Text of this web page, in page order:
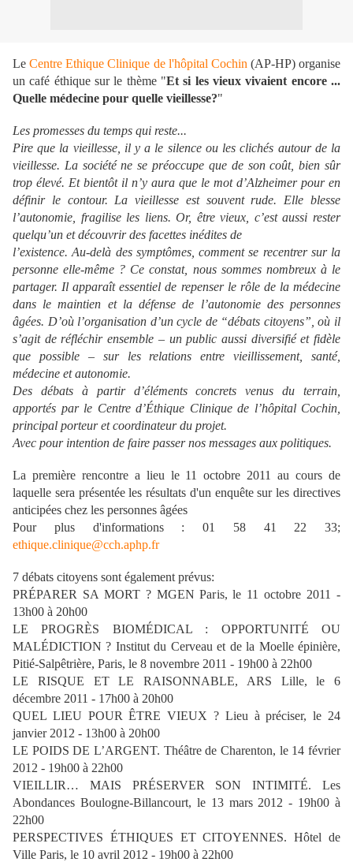
LeCentre Ethique Clinique de l'hôpital Cochin (AP-HP) organise
un café éthique sur le thème "Et si les vieux vivaient encore ...
Quelle médecine pour quelle vieillesse?"
Les promesses du temps qui reste...
Pire que la vieillesse, il y a le silence ou les clichés autour de la
vieillesse. La société ne se préoccupe que de son coût, bien sûr
trop élevé. Et bientôt il n’y aura que le mot d’Alzheimer pour en
définir le contour. La vieillesse est souvent rude. Elle blesse
l’autonomie, fragilise les liens. Or, être vieux, c’est aussi rester
quelqu’un et découvrir des facettes inédites de
l’existence. Au-delà des symptômes, comment se recentrer sur la
personne elle-même ? Ce constat, nous sommes nombreux à le
partager. Il apparaît essentiel de repenser le rôle de la médecine
dans le maintien et la défense de l’autonomie des personnes
âgées. D’où l’organisation d’un cycle de “débats citoyens”, où il
s’agit de réfléchir ensemble – un public aussi diversifié et fidèle
que possible – sur les relations entre vieillissement, santé,
médecine et autonomie.
Des débats à partir d’éléments concrets venus du terrain,
apportés par le Centre d’Éthique Clinique de l’hôpital Cochin,
principal porteur et coordinateur du projet.
Avec pour intention de faire passer nos messages aux politiques.
La première rencontre a lieu le 11 octobre 2011 au cours de
laquelle sera présentée les résultats d'un enquête sur les directives
anticipées chez les personnes âgées
Pour plus d'informations : 01 58 41 22 33;
ethique.clinique@cch.aphp.fr
7 débats citoyens sont également prévus:
PRÉPARER SA MORT ? MGEN Paris, le 11 octobre 2011 -
13h00 à 20h00
LE PROGRÈS BIOMÉDICAL : OPPORTUNITÉ OU
MALÉDICTION ? Institut du Cerveau et de la Moelle épinière,
Pitié-Salpêtrière, Paris, le 8 novembre 2011 - 19h00 à 22h00
LE RISQUE ET LE RAISONNABLE, ARS Lille, le 6
décembre 2011 - 17h00 à 20h00
QUEL LIEU POUR ÊTRE VIEUX ? Lieu à préciser, le 24
janvier 2012 - 13h00 à 20h00
LE POIDS DE L’ARGENT. Théâtre de Charenton, le 14 février
2012 - 19h00 à 22h00
VIEILLIR… MAIS PRÉSERVER SON INTIMITÉ. Les
Abondances Boulogne-Billancourt, le 13 mars 2012 - 19h00 à
22h00
PERSPECTIVES ÉTHIQUES ET CITOYENNES. Hôtel de
Ville Paris, le 10 avril 2012 - 19h00 à 22h00